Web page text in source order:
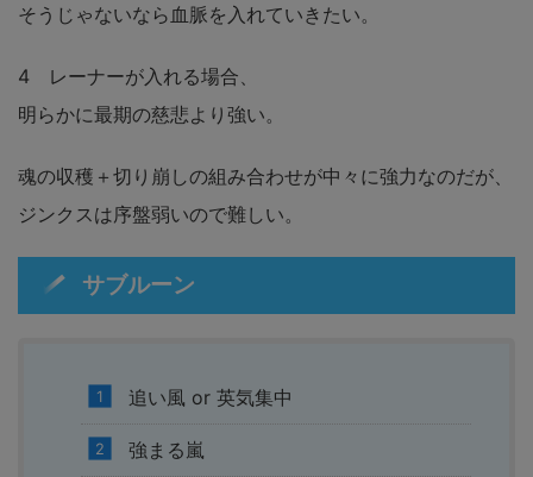
そうじゃないなら血脈を入れていきたい。
4 レーナーが入れる場合、
明らかに最期の慈悲より強い。
魂の収穫＋切り崩しの組み合わせが中々に強力なのだが、
ジンクスは序盤弱いので難しい。
サブルーン
追い風 or 英気集中
強まる嵐